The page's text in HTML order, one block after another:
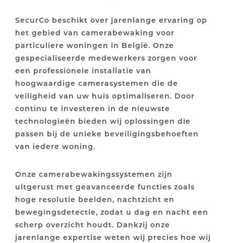
SecurCo beschikt over jarenlange ervaring op
het gebied van camerabewaking voor
particuliere woningen in België. Onze
gespecialiseerde medewerkers zorgen voor
een professionele installatie van
hoogwaardige camerasystemen die de
veiligheid van uw huis optimaliseren. Door
continu te investeren in de nieuwste
technologieën bieden wij oplossingen die
passen bij de unieke beveiligingsbehoeften
van iedere woning.
Onze camerabewakingssystemen zijn
uitgerust met geavanceerde functies zoals
hoge resolutie beelden, nachtzicht en
bewegingsdetectie, zodat u dag en nacht een
scherp overzicht houdt. Dankzij onze
jarenlange expertise weten wij precies hoe wij